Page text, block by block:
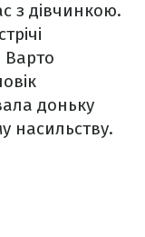
з дівчинкою.
Варто
доньку
насильству.